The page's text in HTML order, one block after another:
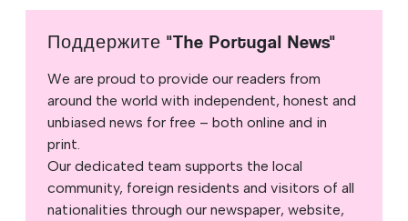
Поддержите "The Portugal News"
We are proud to provide our readers from
around the world with independent, honest and
unbiased news for free – both online and in
print.
Our dedicated team supports the local
community, foreign residents and visitors of all
nationalities through our newspaper, website,